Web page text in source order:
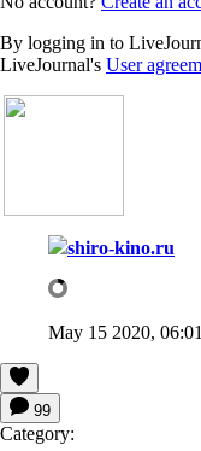
By logging in to
LiveJournal's User
shiro-kino.ru
May 15 2020, 06:01
99
Category: